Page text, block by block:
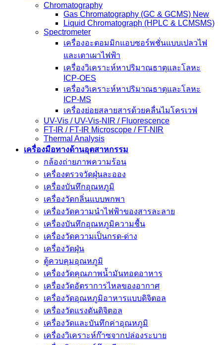
Chromatography
Gas Chromatography (GC & GCMS) New
Liquid Chromatograph (HPLC & LCMSMS)
Spectrometer
เครื่องอะตอมมิกแอบซอร์พชั่นแบบเปลวไฟ
และเตาเผาไฟฟ้า
เครื่องวิเคราะห์หาปริมาณธาตุและโลหะ
ICP-OES
เครื่องวิเคราะห์หาปริมาณธาตุและโลหะ
ICP-MS
เครื่องย่อยสลายสารด้วยคลื่นไมโครเวฟ
UV-Vis / UV-Vis-NIR / Fluorescence
FT-IR / FT-IR Microscope / FT-NIR
Thermal Analysis
เครื่องมือทางด้านอุตสาหกรรม
กล้องถ่ายภาพความร้อน
เครื่องตรวจวัดฝุ่นละออง
เครื่องบันทึกอุณหภูมิ
เครื่องวัดกลิ่นแบบพกพา
เครื่องวัดความนําไฟฟ้าของสารละลาย
เครื่องบันทึกอุณหภูมิความชื้น
เครื่องวัดความเป็นกรด-ด่าง
เครื่องวัดฝุ่น
ตู้ควบคุมอุณหภูมิ
เครื่องวัดคุณภาพน้ำมันทอดอาหาร
เครื่องวัดอัตราการไหลของอากาศ
เครื่องวัดอุณหภูมิอาหารแบบดิจิตอล
เครื่องวัดแรงดันดิจิตอล
เครื่องวัดและบันทึกค่าอุณหภูมิ
เครื่องวิเคราะห์ก๊าซจากปล่องระบาย